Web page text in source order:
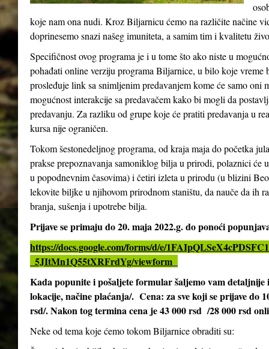
koje nam ona nudi. Kroz Biljarnicu ćemo na različite načine
doprinesemo snazi našeg imuniteta, a samim tim i kvalitetu
Specifičnost ovog programa je i u tome što ako niste u
pohađati online verziju programa Biljarnice, u bilo koje vreme
prosleđuje link sa snimljenim predavanjem kome će samo
mogućnost interakcije sa predavačem kako bi mogli da
predavanju. Za razliku od grupe koje će pratiti predavanja u
kursa nije ograničen.
Tokom šestonedeljnog programa, od kraja maja do početka
prakse prepoznavanja samoniklog bilja u prirodi, polaznici će
u popodnevnim časovima) i četiri izleta u prirodu (u blizini
lekovite biljke u njihovom prirodnom staništu, da nauče da ih
branja, sušenja i upotrebe bilja.
Prijave se primaju do 20. maja 2022.g. do ponoći
https://docs.google.com/forms/d/e/
_5JItMn1Q55tXRFrdYg/viewform
Kada popunite i pošaljete formular šaljemo vam
lokacije, načine plaćanja/. Cena: za sve koji se prijave do
rsd/. Nakon tog termina cena je 43 000 rsd /28 000 rsd
Neke od tema koje ćemo tokom Biljarnice obraditi su: